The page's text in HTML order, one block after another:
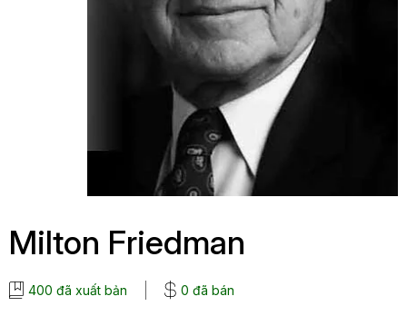
Milton Friedman
400 đã xuất bản 0 đã bán